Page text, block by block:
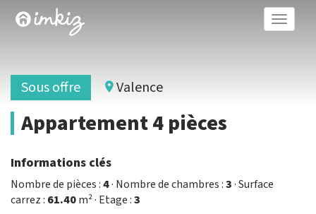
Toggle
Sous offre Valence
Appartement 4 pièces
Informations clés
Nombre de pièces :4· Nombre de chambres :3· Surface
carrez : 61.40m² · Etage :3